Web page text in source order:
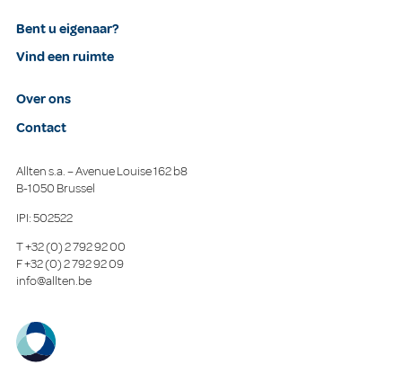
Bent u eigenaar?
Vind een ruimte
Over ons
Contact
Allten s.a. – Avenue Louise 162 b8
B-1050 Brussel
IPI: 502522
T+32 (0) 2 792 92 00
F+32 (0) 2 792 92 09
info@allten.be